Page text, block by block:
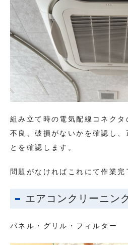
組み立て時の電気配線コネクタ
不良、破損がないかを確認し、
とを確認します。
問題がなければこれにて作業完
エアコンクリーニン
パネル・グリル・フィルター